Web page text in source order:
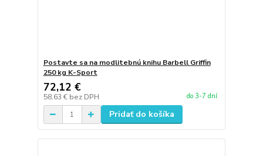
Postavte sa na modlitebnú knihu Barbell Griffin
250 kg K-Sport
72,12 €
58,63 € bez DPH do 3-7 dní
Pridať do košíka